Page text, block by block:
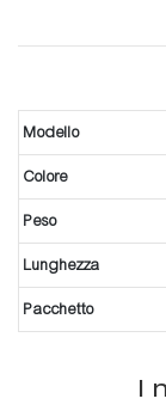
Modello
Colore
Peso
Lunghezza
Pacchetto
I